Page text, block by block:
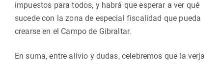
impuestos para todos, y habrá que esperar a ver qué
sucede con la zona de especial fiscalidad que pueda
crearse en el Campo de Gibraltar.
En suma, entre alivio y dudas, celebremos que la verja